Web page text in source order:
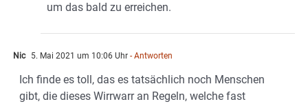
um das bald zu erreichen.
Nic 5. Mai 2021 um 10:06 Uhr - Antworten
Ich finde es toll, das es tatsächlich noch Menschen
gibt, die dieses Wirrwarr an Regeln, welche fast